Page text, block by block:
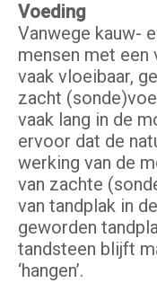
Voeding
Vanwege kauw-
mensen met een
vaak vloeibaar,
zacht
vaak lang in de
ervoor dat de
werking van de
van zachte
van tandplak in
geworden
tandsteen blijft
‘hangen’.